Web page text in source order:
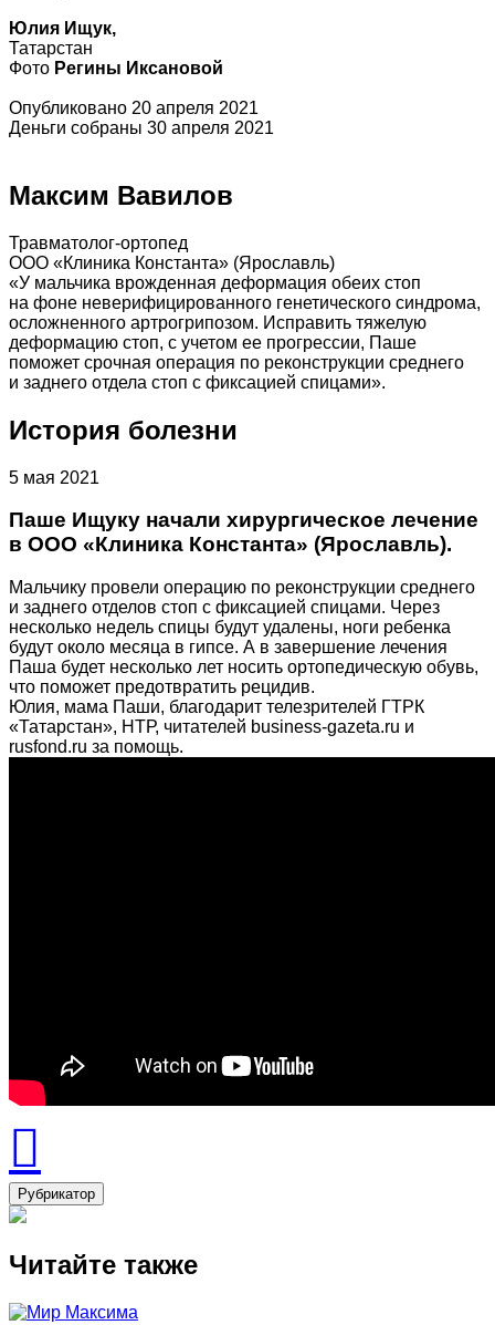
Юлия Ищук,
Татарстан
Фото Регины Иксановой
Опубликовано 20 апреля 2021
Деньги собраны 30 апреля 2021
Максим Вавилов
Травматолог-ортопед
ООО «Клиника Константа» (Ярославль)
«У мальчика врожденная деформация обеих стоп
на фоне неверифицированного генетического синдрома,
осложненного артрогрипозом. Исправить тяжелую
деформацию стоп, с учетом ее прогрессии, Паше
поможет срочная операция по реконструкции среднего
и заднего отдела стоп с фиксацией спицами».
История болезни
5 мая 2021
Паше Ищуку начали хирургическое лечение
в ООО «Клиника Константа» (Ярославль).
Мальчику провели операцию по реконструкции среднего
и заднего отделов стоп с фиксацией спицами. Через
несколько недель спицы будут удалены, ноги ребенка
будут около месяца в гипсе. А в завершение лечения
Паша будет несколько лет носить ортопедическую обувь,
что поможет предотвратить рецидив.
Юлия, мама Паши, благодарит телезрителей ГТРК
«Татарстан», НТР, читателей business-gazeta.ru и
rusfond.ru за помощь.
Рубрикатор
Читайте также